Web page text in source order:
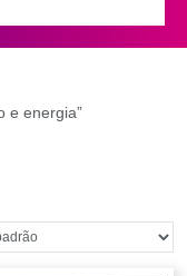
e energia”